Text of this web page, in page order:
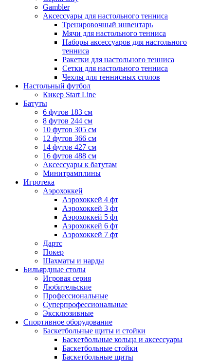
Gambler
Аксессуары для настольного тенниса
Тренировочный инвентарь
Мячи для настольного тенниса
Наборы аксессуаров для настольного
тенниса
Ракетки для настольного тенниса
Сетки для настольного тенниса
Чехлы для теннисных столов
Настольный футбол
Кикер Start Line
Батуты
6 футов 183 см
8 футов 244 см
10 футов 305 см
12 футов 366 см
14 футов 427 см
16 футов 488 см
Аксессуары к батутам
Минитрамплины
Игротека
Аэрохоккей
Аэрохоккей 4 фт
Аэрохоккей 3 фт
Аэрохоккей 5 фт
Аэрохоккей 6 фт
Аэрохоккей 7 фт
Дартс
Покер
Шахматы и нарды
Бильярдные столы
Игровая серия
Любительские
Профессиональные
Суперпрофессиональные
Эксклюзивные
Спортивное оборудование
Баскетбольные щиты и стойки
Баскетбольные кольца и аксессуары
Баскетбольные стойки
Баскетбольные щиты